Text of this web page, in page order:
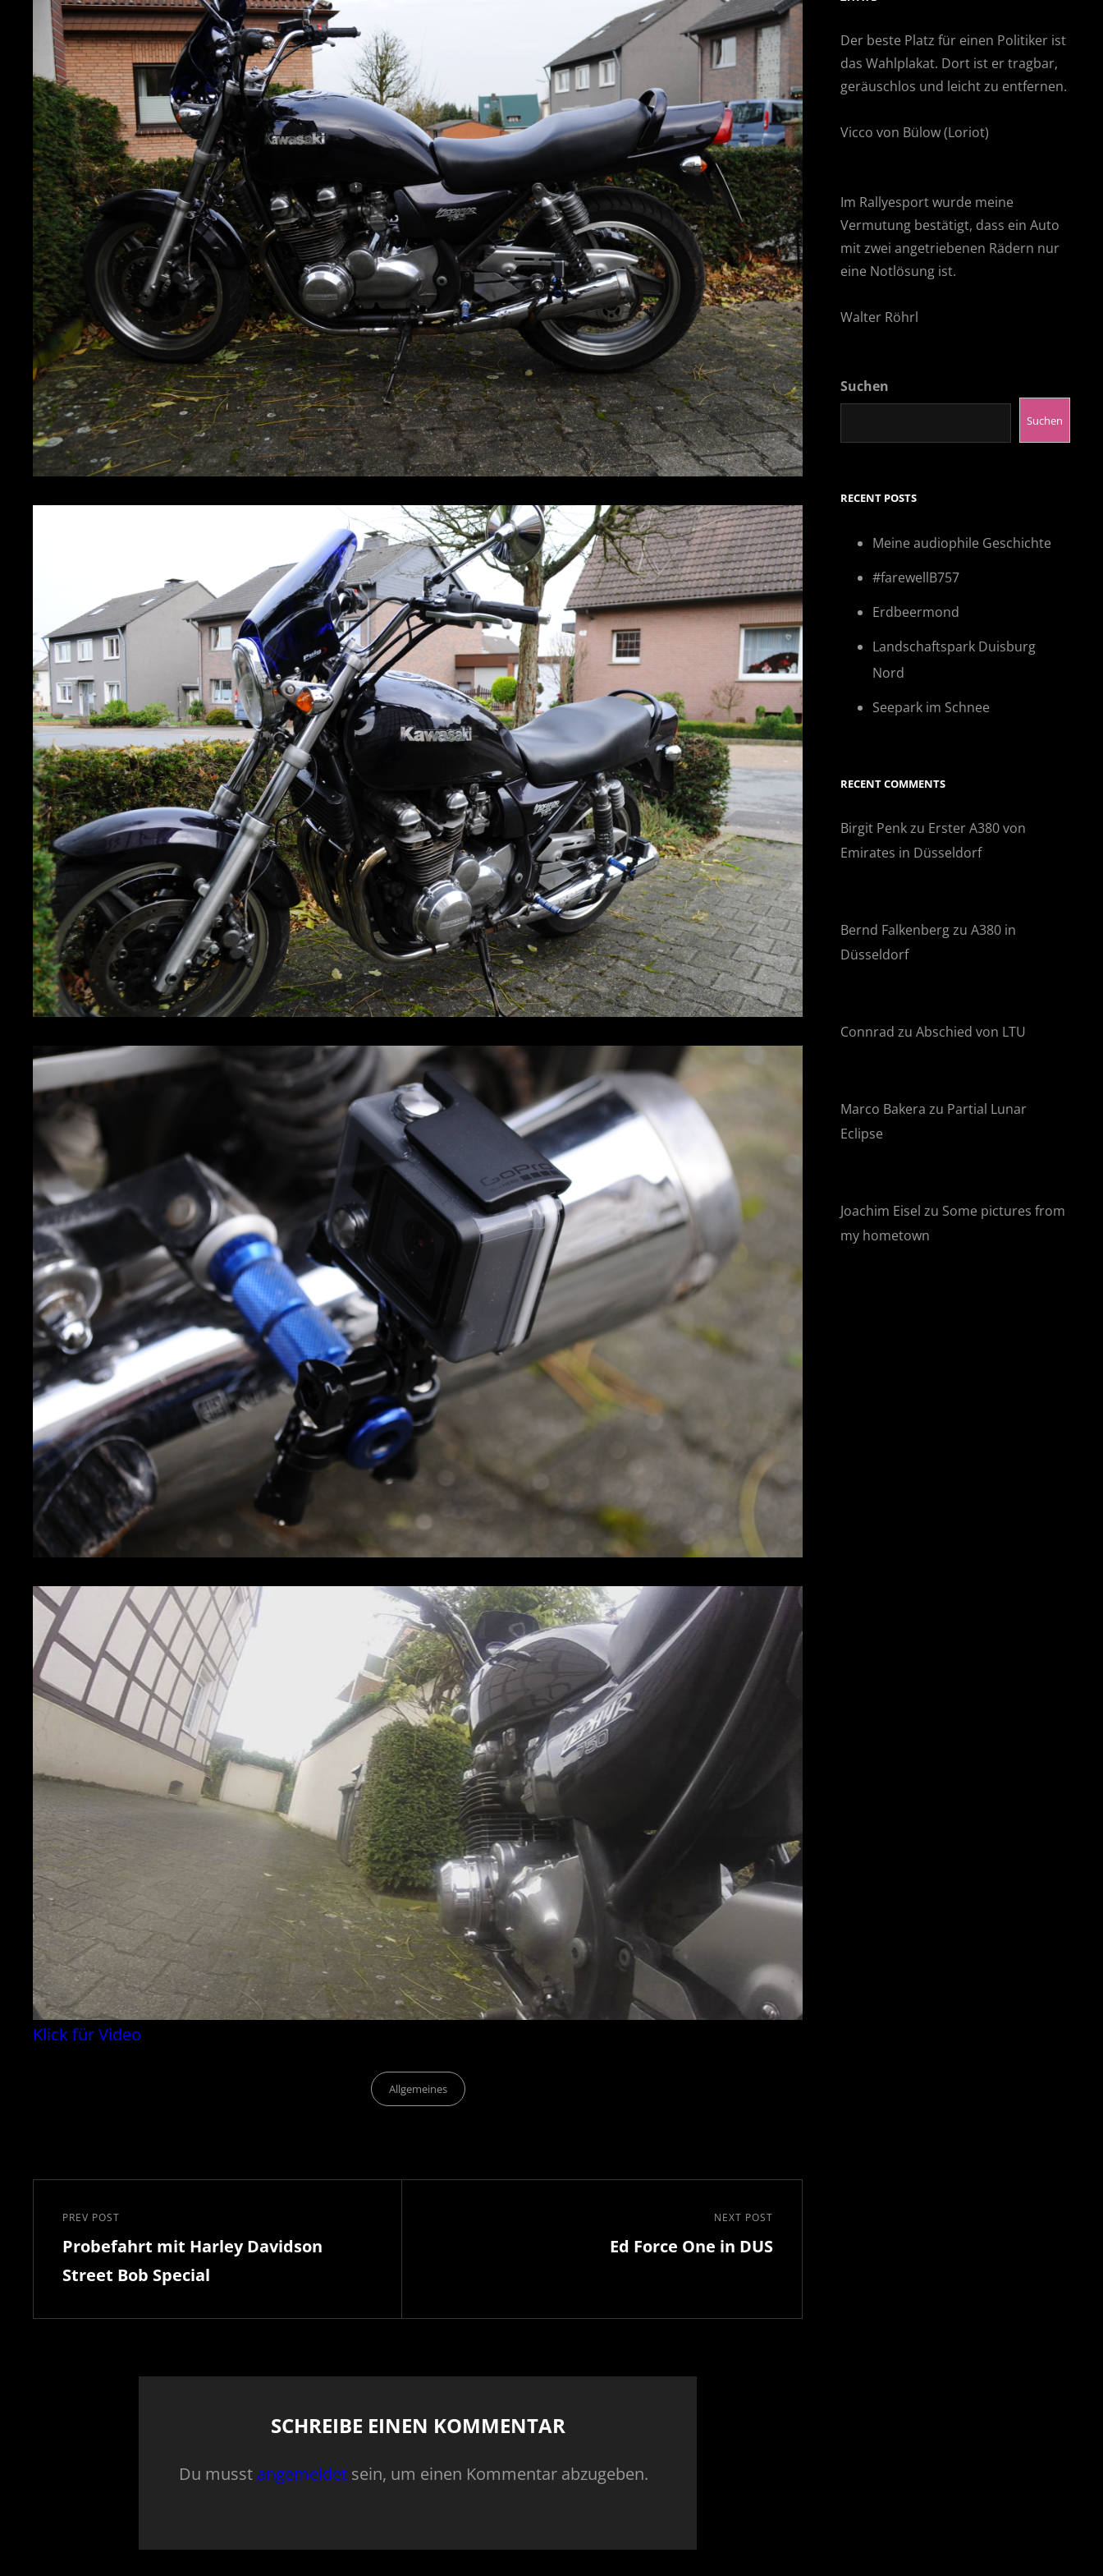
Klick für Video
Categories
Allgemeines
Navigation
Previous
Post
PREV POST
Probefahrt mit Harley Davidson
Street Bob Special
NEXT POST
Ed Force One in DUS
SCHREIBE EINEN KOMMENTAR
Du musst angemeldet sein, um einen Kommentar abzugeben.
Der beste Platz für einen Politiker ist
das Wahlplakat. Dort ist er tragbar,
geräuschlos und leicht zu entfernen.
Vicco von Bülow (Loriot)
Im Rallyesport wurde meine
Vermutung bestätigt, dass ein Auto
mit zwei angetriebenen Rädern nur
eine Notlösung ist.
Walter Röhrl
Suchen
Suchen
RECENT POSTS
Meine audiophile Geschichte
#farewellB757
Erdbeermond
Landschaftspark Duisburg
Nord
Seepark im Schnee
RECENT COMMENTS
Birgit Penkzu Erster A380 von
Emirates in Düsseldorf
Bernd Falkenbergzu A380 in
Düsseldorf
Connrad zu Abschied von LTU
Marco Bakera zu Partial Lunar
Eclipse
Joachim Eisel zu Some pictures from
my hometown